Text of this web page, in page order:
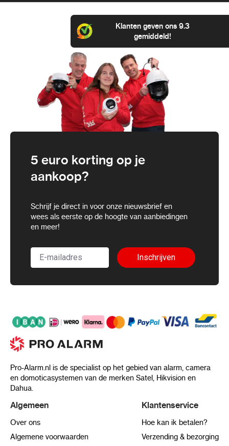
5 euro korting op je
aankoop?
Schrijf je direct in voor onze nieuwsbrief en
wees als eerste op de hoogte van aanbiedingen
en meer!
Inschrijven
Pro-Alarm.nl is de specialist op het gebied van alarm, camera
en domoticasystemen van de merken Satel, Hikvision en
Dahua.
Klanten geven ons 9.3
gemiddeld!
Algemeen
Over ons
Algemene voorwaarden
Klantenservice
Hoe kan ik betalen?
Verzending & bezorging